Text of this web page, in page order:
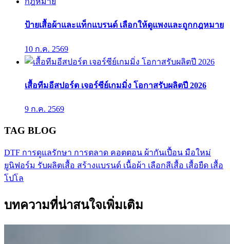
ป้ายเสื้อผ้าและแท็กแบรนด์ เลือกให้ดูแพงและถูกกฎหมาย
10 ก.ค. 2569
เสื้อทีมอีสปอร์ต เจอร์ซีย์เกมมิ่ง โอกาสรับผลิตปี 2026
9 ก.ค. 2569
TAG BLOG
DTF การดูแลรักษา การตลาด คอตตอน ผ้ากันเปื้อน มือใหม่
ยูนิฟอร์ม รับผลิตเสื้อ สร้างแบรนด์ เนื้อผ้า เลือกสีเสื้อ เสื้อยืด เสื้อ
โปโล
บทความที่น่าสนใจเพิ่มเติม